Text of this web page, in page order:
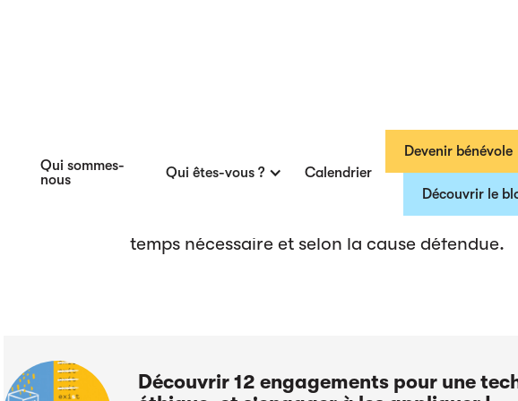
Qui sommes-
nous
Qui êtes-vous ? Calendrier
Devenir bénévole
Découvrir le
actions
Nous référençons toutes les actions qui vous permettent
tech plus engagée et responsable. Nos actions sont
temps nécessaire et selon la cause défendue.
Découvrir 12 engagements pour une